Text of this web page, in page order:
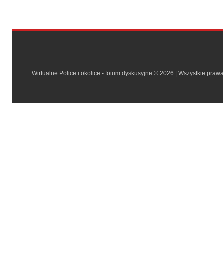
Wirtualne Police i okolice - forum dyskusyjne © 2026 | Wszystkie